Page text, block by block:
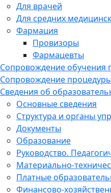
Для врачей
Для средних
Фармация
Провизоры
Фармацевты
Сопровождение
Сопровождение
Сведения об
Основные сведения
Структура и органы
Документы
Образование
Руководство.
Материально-
Платные
Финансово-